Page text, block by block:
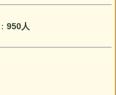
950人